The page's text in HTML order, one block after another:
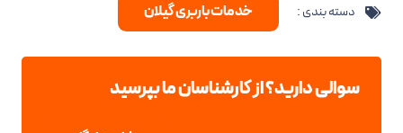
دسته بندی : خدمات باربری گیلان
سوالی دارید؟ از کارشناسان ما بپرسید